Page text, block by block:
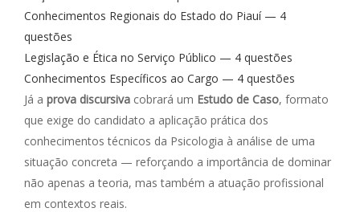
Conhecimentos Regionais do Estado do Piauí — 4
questões
Legislação e Ética no Serviço Público — 4 questões
Conhecimentos Específicos ao Cargo — 4 questões
Já a prova discursiva cobrará um Estudo de Caso, formato
que exige do candidato a aplicação prática dos
conhecimentos técnicos da Psicologia à análise de uma
situação concreta — reforçando a importância de dominar
não apenas a teoria, mas também a atuação profissional
em contextos reais.